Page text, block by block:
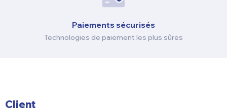
Paiements sécurisés
Technologies de paiement les plus sûres
Client